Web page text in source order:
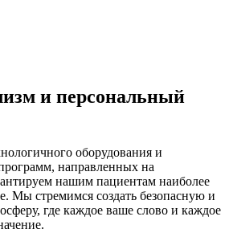
и персональный
оборудования и
направленных на
нашим пациентам наиболее
Мы стремимся создать безопасную и
где каждое ваше слово и каждое